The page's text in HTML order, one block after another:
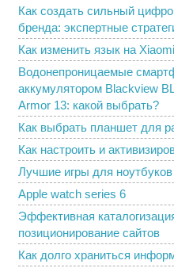
Как создать сильный
бренда: экспертные
Как изменить язык на
Водонепроницаемые
аккумулятором Blackview
Armor 13: какой выбрать?
Как выбрать планшет для
Как настроить и
Лучшие игры для ноутбуков
Apple watch series 6
Эффективная
позиционирование сайтов
Как долго храниться